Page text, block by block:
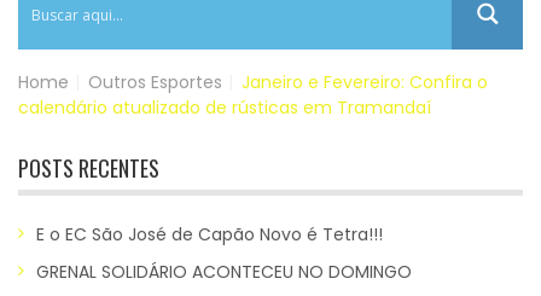
Home Outros Esportes
Janeiro e Fevereiro: Confira o
calendário atualizado de rústicas em Tramandaí
POSTS RECENTES
E o EC São José de Capão Novo é Tetra!!!
GRENAL SOLIDÁRIO ACONTECEU NO DOMINGO